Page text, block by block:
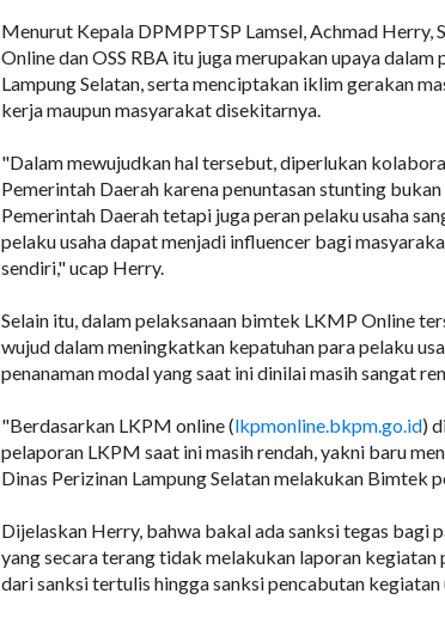
Menurut Kepala DPMPPTSP Lamsel, Achmad Herry,
Online dan OSS RBA itu juga merupakan upaya
Lampung Selatan, serta menciptakan iklim gerakan
kerja maupun masyarakat disekitarnya.
"Dalam mewujudkan hal tersebut, diperlukan
Pemerintah Daerah karena penuntasan stunting
Pemerintah Daerah tetapi juga peran pelaku usaha
pelaku usaha dapat menjadi influencer bagi
sendiri," ucap Herry.
Selain itu, dalam pelaksanaan bimtek LKMP Online
wujud dalam meningkatkan kepatuhan para pelaku
penanaman modal yang saat ini dinilai masih sangat
"Berdasarkan LKPM online (lkpmonline.bkpm.go.id)
pelaporan LKPM saat ini masih rendah, yakni baru
Dinas Perizinan Lampung Selatan melakukan Bimtek
Dijelaskan Herry, bahwa bakal ada sanksi tegas bagi
yang secara terang tidak melakukan laporan kegiatan
dari sanksi tertulis hingga sanksi pencabutan kegiatan